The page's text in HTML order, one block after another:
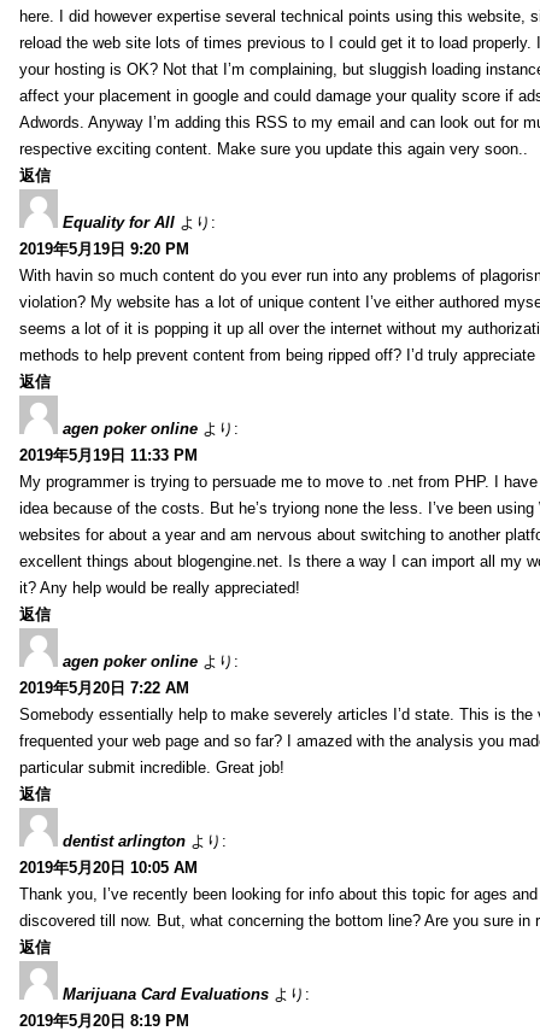
here. I did however expertise several technical points using this website,
reload the web site lots of times previous to I could get it to load properly.
your hosting is OK? Not that I’m complaining, but sluggish loading
affect your placement in google and could damage your quality score if
Adwords. Anyway I’m adding this RSS to my email and can look out for
respective exciting content. Make sure you update this again very soon..
返信
Equality for All より:
2019年5月19日 9:20 PM
With havin so much content do you ever run into any problems of
violation? My website has a lot of unique content I’ve either authored
seems a lot of it is popping it up all over the internet without my
methods to help prevent content from being ripped off? I’d truly appreciate
返信
agen poker online より:
2019年5月19日 11:33 PM
My programmer is trying to persuade me to move to .net from PHP. I
idea because of the costs. But he’s tryiong none the less. I’ve been
websites for about a year and am nervous about switching to another
excellent things about blogengine.net. Is there a way I can import all my
it? Any help would be really appreciated!
返信
agen poker online より:
2019年5月20日 7:22 AM
Somebody essentially help to make severely articles I’d state. This is
frequented your web page and so far? I amazed with the analysis you
particular submit incredible. Great job!
返信
dentist arlington より:
2019年5月20日 10:05 AM
Thank you, I’ve recently been looking for info about this topic for ages
discovered till now. But, what concerning the bottom line? Are you sure in
返信
Marijuana Card Evaluations より:
2019年5月20日 8:19 PM